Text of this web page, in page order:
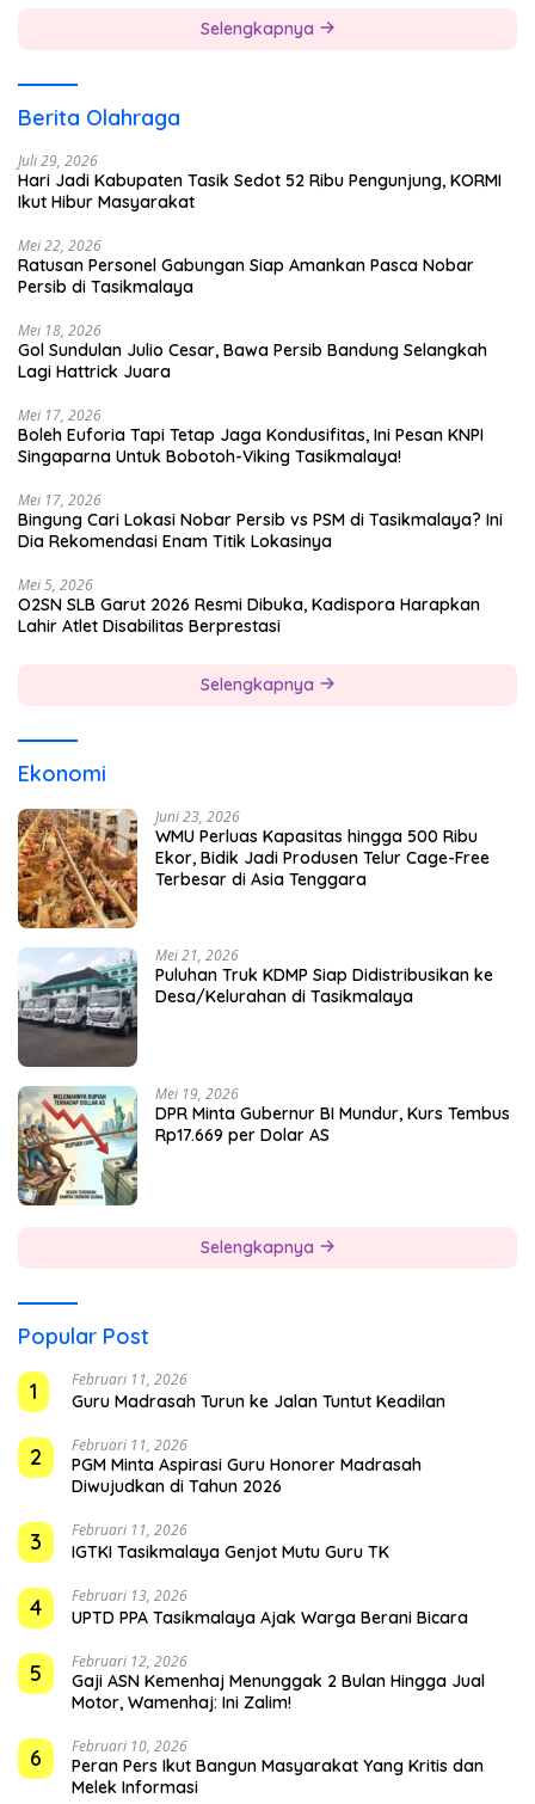
Selengkapnya
Berita Olahraga
Juli 29, 2026
Hari Jadi Kabupaten Tasik Sedot 52 Ribu Pengunjung, KORMI
Ikut Hibur Masyarakat
Mei 22, 2026
Ratusan Personel Gabungan Siap Amankan Pasca Nobar
Persib di Tasikmalaya
Mei 18, 2026
Gol Sundulan Julio Cesar, Bawa Persib Bandung Selangkah
Lagi Hattrick Juara
Mei 17, 2026
Boleh Euforia Tapi Tetap Jaga Kondusifitas, Ini Pesan KNPI
Singaparna Untuk Bobotoh-Viking Tasikmalaya!
Mei 17, 2026
Bingung Cari Lokasi Nobar Persib vs PSM di Tasikmalaya? Ini
Dia Rekomendasi Enam Titik Lokasinya
Mei 5, 2026
O2SN SLB Garut 2026 Resmi Dibuka, Kadispora Harapkan
Lahir Atlet Disabilitas Berprestasi
Selengkapnya
Ekonomi
Juni 23, 2026
WMU Perluas Kapasitas hingga 500 Ribu
Ekor, Bidik Jadi Produsen Telur Cage-Free
Terbesar di Asia Tenggara
Mei 21, 2026
Puluhan Truk KDMP Siap Didistribusikan ke
Desa/Kelurahan di Tasikmalaya
Mei 19, 2026
DPR Minta Gubernur BI Mundur, Kurs Tembus
Rp17.669 per Dolar AS
Selengkapnya
Popular Post
1
Februari 11, 2026
Guru Madrasah Turun ke Jalan Tuntut Keadilan
2 Februari 11, 2026
PGM Minta Aspirasi Guru Honorer Madrasah
Diwujudkan di Tahun 2026
3 Februari 11, 2026
IGTKI Tasikmalaya Genjot Mutu Guru TK
4 Februari 13, 2026
UPTD PPA Tasikmalaya Ajak Warga Berani Bicara
5 Februari 12, 2026
Gaji ASN Kemenhaj Menunggak 2 Bulan Hingga Jual
Motor, Wamenhaj: Ini Zalim!
6 Februari 10, 2026
Peran Pers Ikut Bangun Masyarakat Yang Kritis dan
Melek Informasi